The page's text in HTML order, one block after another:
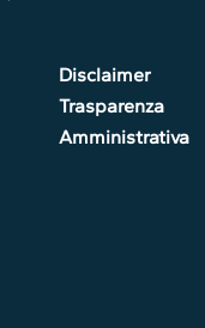
Disclaimer
Trasparenza
Amministrativa